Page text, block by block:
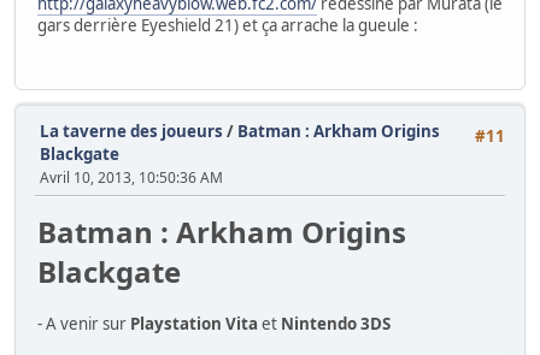
gars derrière Eyeshield 21) et ça arrache la gueule :
#11
La taverne des joueurs / Batman : Arkham Origins
Blackgate
Avril 10, 2013, 10:50:36 AM
Batman : Arkham Origins
Blackgate
- A venir sur Playstation Vita et Nintendo 3DS